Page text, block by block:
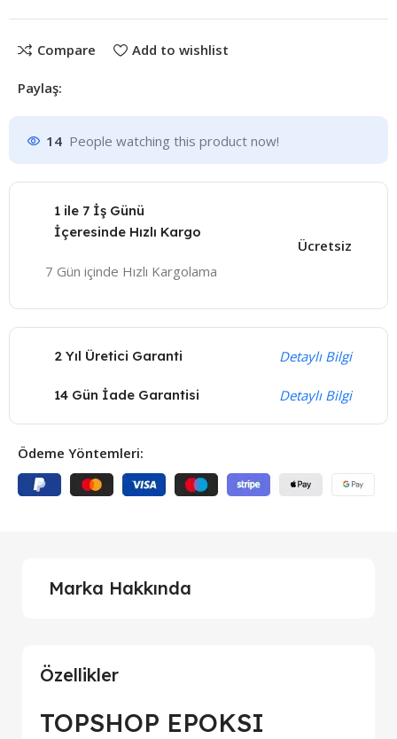
Compare Add to wishlist
Paylaş:
14 People watching this product now!
1 ile 7 İş Günü
İçeresinde Hızlı Kargo
7 Gün içinde Hızlı Kargolama
Ücretsiz
2 Yıl Üretici Garanti Detaylı Bilgi
14 Gün İade Garantisi Detaylı Bilgi
Ödeme Yöntemleri:
Özellikler
TOPSHOP EPOKSI
Marka Hakkında